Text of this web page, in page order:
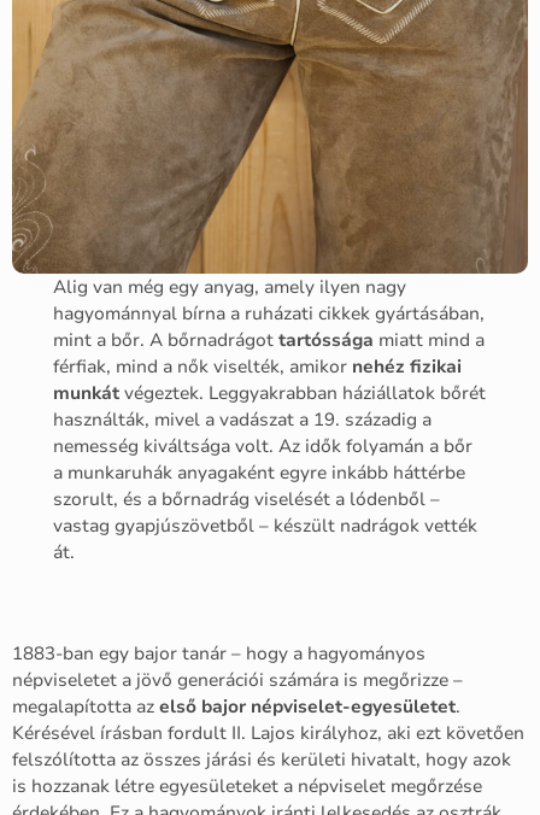
Alig van még egy anyag, amely ilyen nagy
hagyománnyal bírna a ruházati cikkek gyártásában,
mint a bőr. A bőrnadrágottartóssága miatt mind a
férfiak, mind a nők viselték, amikor nehéz fizikai
munkát végeztek. Leggyakrabban háziállatok bőrét
használták, mivel a vadászat a 19. századig a
nemesség kiváltsága volt. Az idők folyamán a bőr
a munkaruhák anyagaként egyre inkább háttérbe
szorult, és a bőrnadrág viselését a lódenből –
vastag gyapjúszövetből – készült nadrágok vették
át.
1883-ban egy bajor tanár – hogy a hagyományos
népviseletet a jövő generációi számára is megőrizze –
megalapította az első bajor népviselet-egyesületet.
Kérésével írásban fordult II. Lajos királyhoz, aki ezt követően
felszólította az összes járási és kerületi hivatalt, hogy azok
is hozzanak létre egyesületeket a népviselet megőrzése